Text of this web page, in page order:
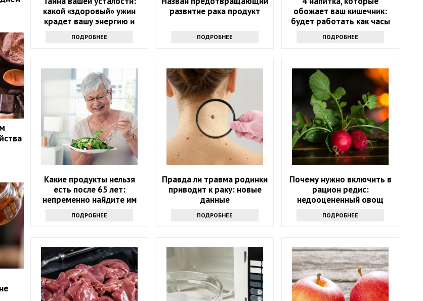
какой «здоровый» ужин
крадет вашу энергию и
ПОДРОБНЕЕ
развитие рака продукт
ПОДРОБНЕЕ
обожает ваш кишечник:
будет работать как часы
ПОДРОБНЕЕ
Какие продукты нельзя
есть после 65 лет:
непременно найдите им
ПОДРОБНЕЕ
Правда ли травма родинки
приводит к раку: новые
данные
ПОДРОБНЕЕ
Почему нужно включить в
рацион редис:
недооцененный овощ
ПОДРОБНЕЕ